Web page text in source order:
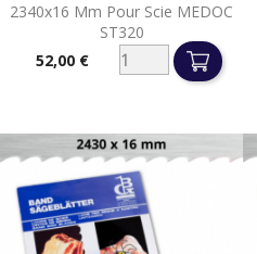
2340x16 Mm Pour Scie MEDOC
ST320
52,00 €